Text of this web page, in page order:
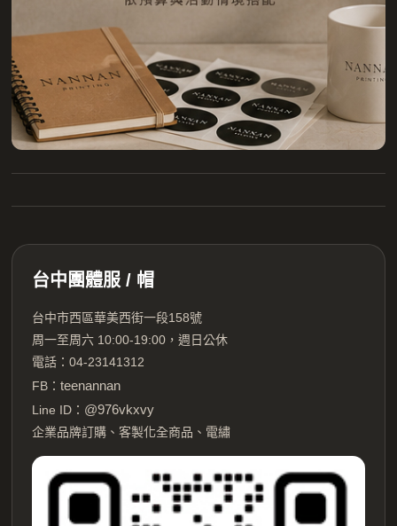
台中團體服 / 帽
台中市西區華美西街一段158號
周一至周六 10:00-19:00，週日公休
電話：04-23141312
FB：teenannan
Line ID： @976vkxvy
企業品牌訂購、客製化全商品、電繡